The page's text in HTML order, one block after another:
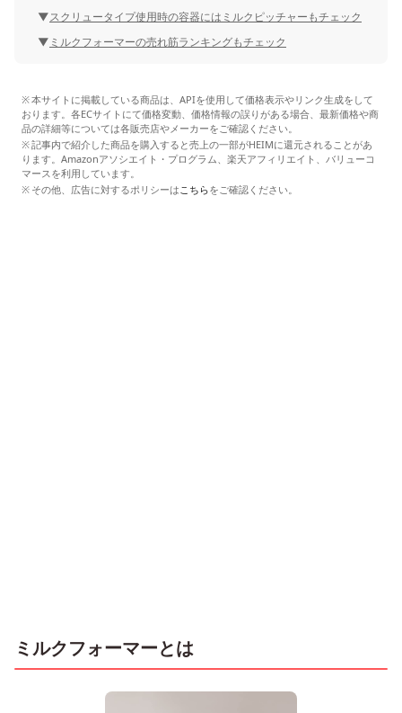
スクリュータイプ使用時の容器にはミルクピッチャーもチェック
ミルクフォーマーの売れ筋ランキングもチェック
本サイトに掲載している商品は、APIを使用して価格表示やリンク生成をして
おります。各ECサイトにて価格変動、価格情報の誤りがある場合、最新価格や商
品の詳細等については各販売店やメーカーをご確認ください。
記事内で紹介した商品を購入すると売上の一部がHEIMに還元されることがあ
ります。Amazonアソシエイト・プログラム、楽天アフィリエイト、バリューコ
マースを利用しています。
その他、広告に対するポリシーはこちらをご確認ください。
ミルクフォーマーとは